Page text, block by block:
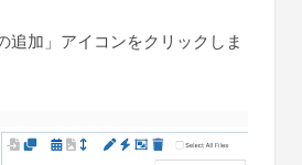
追加」アイコンをクリックしま